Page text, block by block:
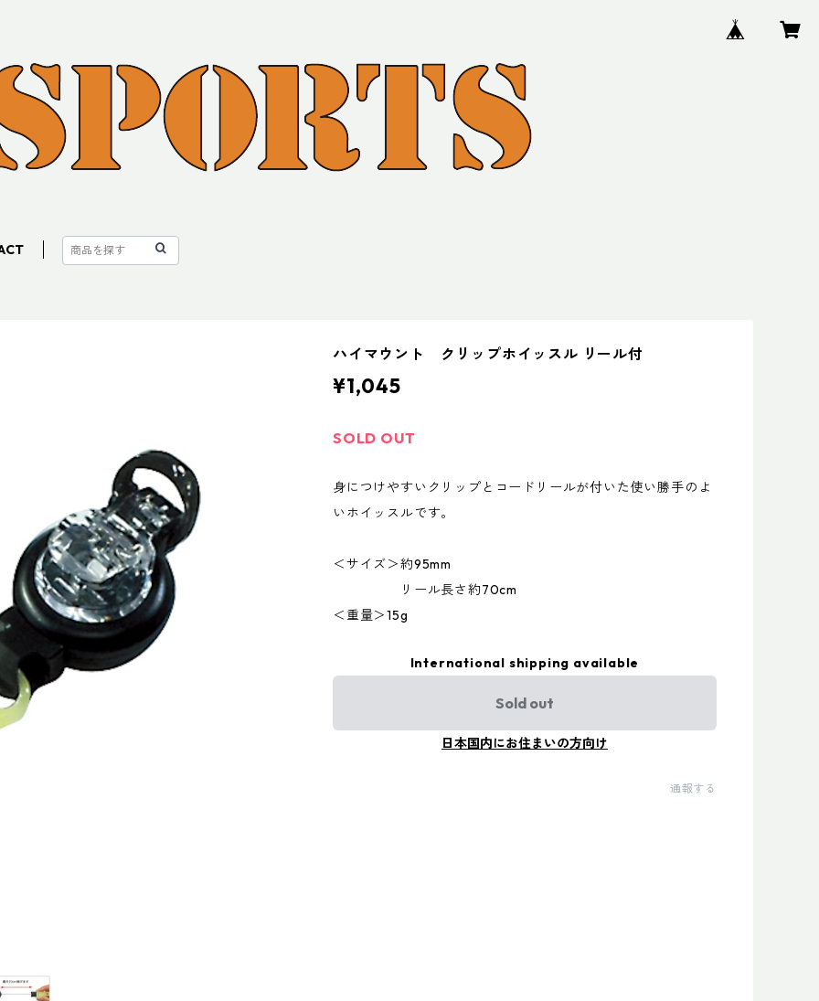
ハイマウント クリップホイッスル リール付
¥1,045
SOLD OUT
身につけやすいクリップとコードリールが付いた使い勝手のよ
いホイッスルです。
＜サイズ＞約95mm
リール長さ約70cm
＜重量＞15g
International shipping available
Sold out
日本国内にお住まいの方向け
通報する